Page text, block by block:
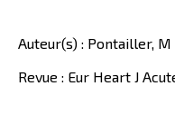
Auteur(s) : Pontailler, M
Revue : Eur Heart J